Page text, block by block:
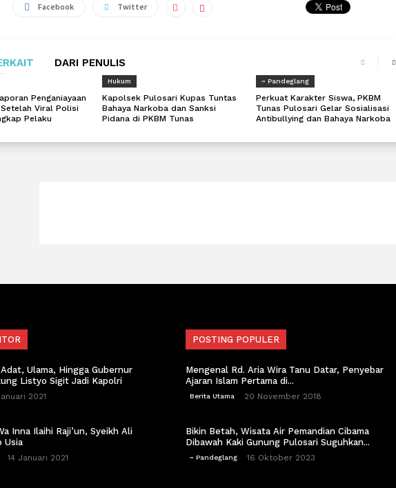
Facebook Twitter
DARI PENULIS
Penganiayaan
Viral Polisi
Pelaku
Hukum
Kapolsek Pulosari Kupas Tuntas
Bahaya Narkoba dan Sanksi
Pidana di PKBM Tunas
~ Pandeglang
Perkuat Karakter Siswa, PKBM
Tunas Pulosari Gelar Sosialisasi
Antibullying dan Bahaya Narkoba
Ulama, Hingga Gubernur
Listyo Sigit Jadi Kapolri
2021
Inna Ilaihi Raji’un, Syeikh Ali
Usia
14 Januari 2021
POSTING POPULER
Mengenal Rd. Aria Wira Tanu Datar, Penyebar
Ajaran Islam Pertama di...
Berita Utama 20 November 2018
Bikin Betah, Wisata Air Pemandian Cibama
Dibawah Kaki Gunung Pulosari Suguhkan...
~ Pandeglang 16 Oktober 2023